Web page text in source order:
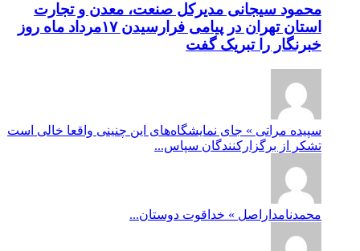
محمود سیجانی مدیرکل صنعت، معدن و تجارت
استان تهران در پیامی فرارسیدن ۱۷مرداد ماه روز
خبرنگار را تبریک گفت
سپیده مراتی » جای نمایشگاه‌های این چنینی واقعا خالی است
تشکر از برگزارکنندگان سپاس...
محمدنامداراصل » خداقوت دوستان...